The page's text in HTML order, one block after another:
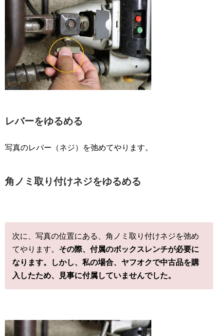
レバーをゆるめる
写真のレバー（ネジ）を弛めてやります。
角ノミ取り付けネジをゆるめる
次に、写真の位置にある、角ノミ取り付けネジを弛め
てやります。 その際、付属のボックスレンチが必要に
なります。しかし、私の場合、ヤフオクで中古品を購
入したため、見事に付属していませんでした。